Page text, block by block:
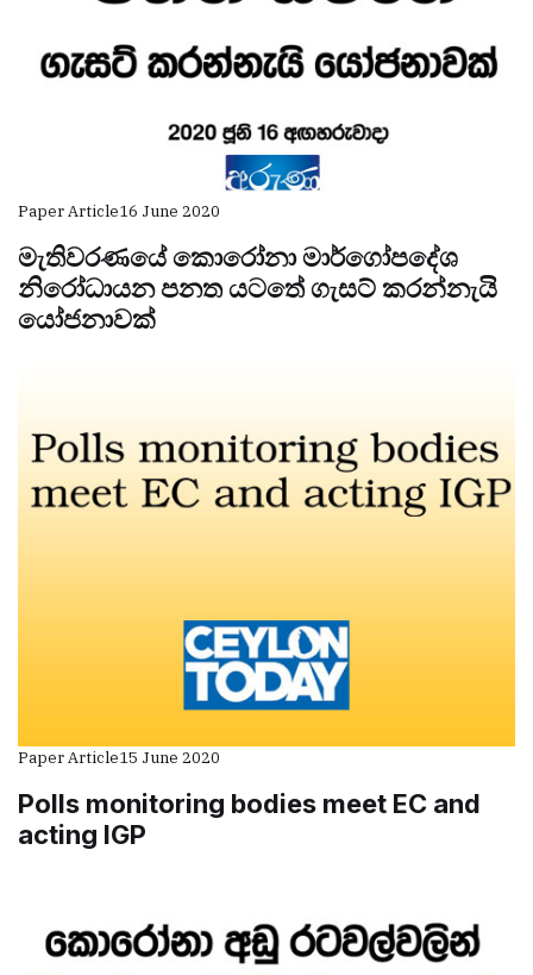
Paper Article16 June 2020
මැතිවරණයේ කොරෝනා මාර්ගෝපදේශ
නිරෝධායන පනත යටතේ ගැසට් කරන්නැයි
යෝජනාවක්
Paper Article15 June 2020
Polls monitoring bodies meet EC and
acting IGP